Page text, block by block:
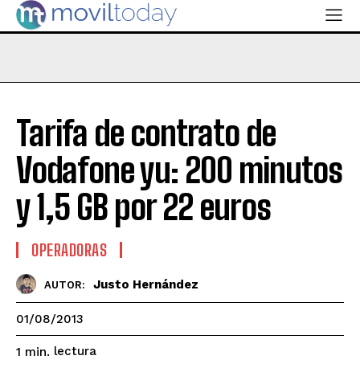
Tarifa de contrato de
Vodafone yu: 200 minutos
y 1,5 GB por 22 euros
OPERADORAS
AUTOR: Justo Hernández
01/08/2013
1 min. lectura